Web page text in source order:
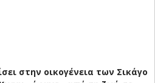
στην οικογένεια των Σικάγο